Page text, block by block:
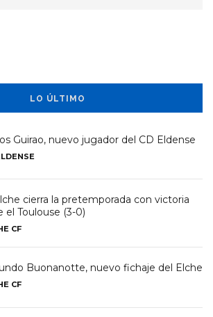
LO ÚLTIMO
Guirao, nuevo jugador del CD Eldense
cierra la pretemporada con victoria
el Toulouse (3-0)
CF
Buonanotte, nuevo fichaje del Elche
CF